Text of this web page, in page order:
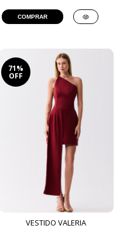
COMPRAR
71%
OFF
VESTIDO VALERIA